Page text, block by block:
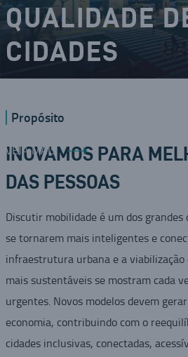
QUALIDADE
CIDADES
VEJA MAIS
Propósito
INOVAMOS PARA
DAS PESSOAS
Discutir mobilidade é um dos grandes
se tornarem mais inteligentes e
infraestrutura urbana e a
mais sustentáveis se mostram cada
urgentes. Novos modelos devem
economia, contribuindo com o
cidades inclusivas, conectadas,